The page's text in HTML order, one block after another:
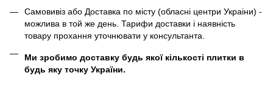
Самовивіз або Доставка по місту (обласні центри Украіни) -
можлива в той же день. Тарифи доставки і наявність
товару прохання уточнювати у консультанта.
Ми зробимо доставку будь якої кількості плитки в
будь яку точку України.